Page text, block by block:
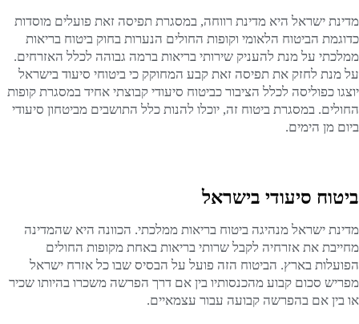
מדינת ישראל היא מדינת רווחה, במסגרת תפיסה זאת פועלים מוסדות
כדוגמת הביטוח הלאומי וקופות החולים הנערות בחוק ביטוח בריאות
ממלכתי על מנת להעניק שירותי בריאות ברמה גבוהה לכלל האזרחים.
על מנת לחזק את תפיסה זאת קבע המחוקק כי ביטוחי סיעוד בישראל
יוצגו כפוליסה לכלל הציבור כביטוח סיעודי קבוצתי אחיד במסגרת קופות
החולים. במסגרת ביטוח זה, יוכלו להנות כלל התושבים מביטחון סיעודי
ביום מן הימים.
ביטוח סיעודי בישראל
מדינת ישראל מנהיגה ביטוח בריאות ממלכתי. הכוונה היא שהמדינה
מחייבת את אזרחיה לקבל שרותי בריאות באחת מקופות החולים
הפועלות בארץ. הביטוח הזה פועל על הבסיס שבו כל אזרח ישראל
מפריש סכום קבוע מהכנסותיו בין אם דרך הפרשה משכרו בהיותו שכיר
או בין אם בהפרשה קבועה עבור עצמאיים.